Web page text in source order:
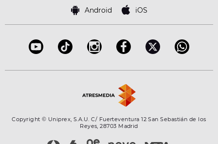
Bases de concursos
Android iOS
Copyright © Uniprex, S.A.U. C/ Fuerteventura 12 San Sebastián de los
Reyes, 28703 Madrid